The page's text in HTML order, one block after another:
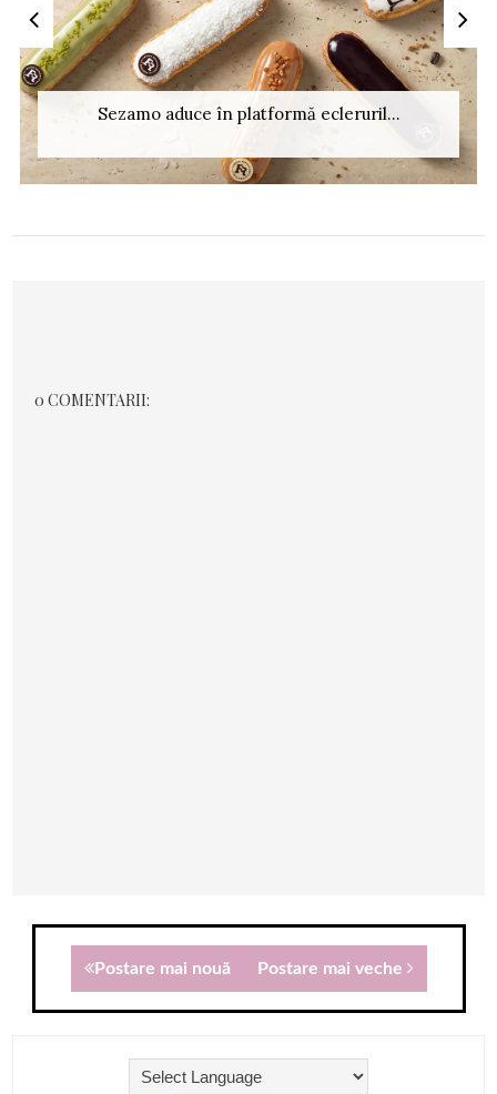
Sezamo aduce în platformă ecleruril...
0 COMENTARII:
Postare mai nouă Postare mai veche